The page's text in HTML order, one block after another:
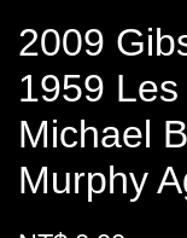
2009
1959
Michael
Murphy